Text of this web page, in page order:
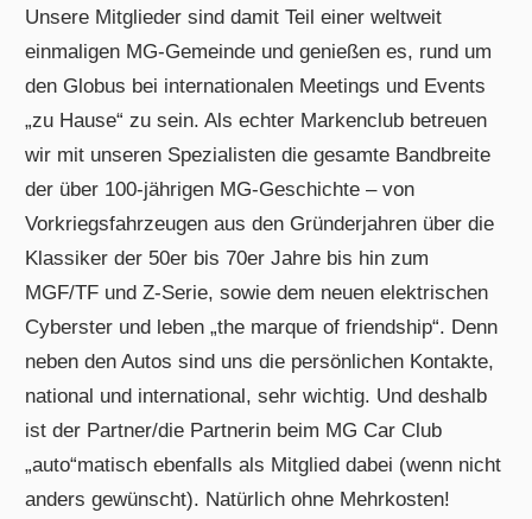
Unsere Mitglieder sind damit Teil einer weltweit
einmaligen MG-Gemeinde und genießen es, rund um
den Globus bei internationalen Meetings und Events
„zu Hause“ zu sein. Als echter Markenclub betreuen
wir mit unseren Spezialisten die gesamte Bandbreite
der über 100-jährigen MG-Geschichte – von
Vorkriegsfahrzeugen aus den Gründerjahren über die
Klassiker der 50er bis 70er Jahre bis hin zum
MGF/TF und Z-Serie, sowie dem neuen elektrischen
Cyberster und leben „the marque of friendship“. Denn
neben den Autos sind uns die persönlichen Kontakte,
national und international, sehr wichtig. Und deshalb
ist der Partner/die Partnerin beim MG Car Club
„auto“matisch ebenfalls als Mitglied dabei (wenn nicht
anders gewünscht). Natürlich ohne Mehrkosten!